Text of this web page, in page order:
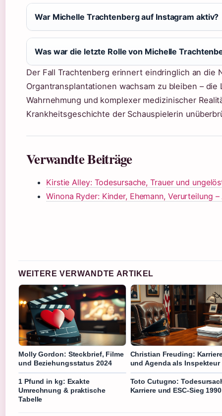
War Michelle Trachtenberg auf Instagram aktiv?
Was war die letzte Rolle von Michelle
Der Fall Trachtenberg erinnert eindringlich an die
Organtransplantationen wachsam zu bleiben –
Wahrnehmung und komplexer medizinischer
Krankheitsgeschichte der Schauspielerin
Verwandte Beiträge
Kirstie Alley: Todesursache, Trauer und
Winona Ryder: Kinder, Ehemann, Verurteilung
WEITERE VERWANDTE ARTIKEL
Molly Gordon: Steckbrief, Filme
und Beziehungsstatus 2024
Christian Freuding:
und Agenda als Inspekteur
1 Pfund in kg: Exakte
Umrechnung & praktische
Tabelle
Toto Cutugno:
Karriere und ESC-Sieg 1990